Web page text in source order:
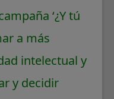
‘¿Y tú
a más
intelectual y
y decidir